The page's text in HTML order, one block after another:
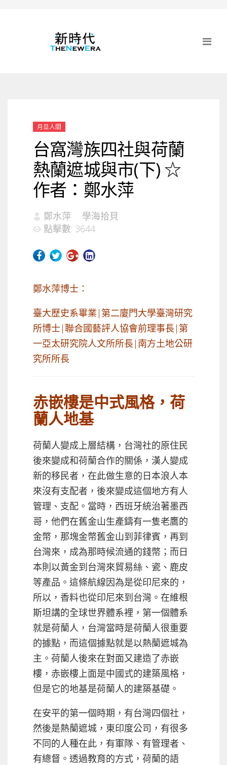
月旦人間
台窩灣族四社與荷蘭
熱蘭遮城與市(下) ☆
作者：鄭水萍
鄭水萍
學海拾貝
點擊數: 3644
鄭水萍博士：
臺大歷史系畢業|第二廈門大學臺灣研究
所博士|聯合國藝評人協會前理事長|第
一亞太研究院人文所所長|南方土地公研
究所所長
赤嵌樓是中式風格，荷
蘭人地基
荷蘭人變成上層結構，台灣社的原住民
後來變成和荷蘭合作的關係，漢人變成
新的移民者，在此做生意的日本浪人本
來沒有支配者，後來變成這個地方有人
管理、支配。當時，西班牙統治著墨西
哥，他們在舊金山生產鑄有一隻老鷹的
金幣，那塊金幣舊金山到菲律賓，再到
台灣來，成為那時候流通的錢幣；而日
本則以黃金到台灣來貿易絲、瓷、鹿皮
等產品。這條航線因為是從印尼來的，
所以，香料也從印尼來到台灣。在維根
斯坦講的全球世界體系裡，第一個體系
就是荷蘭人，台灣當時是荷蘭人很重要
的據點，而這個據點就是以熱蘭遮城為
主。荷蘭人後來在對面又建造了赤嵌
樓，赤嵌樓上面是中國式的建築風格，
但是它的地基是荷蘭人的建築基礎。
在安平的第一個時期，有台灣四個社，
然後是熱蘭遮城，東印度公司，有很多
不同的人種在此，有軍隊、有管理者、
有總督。透過教育的方式，荷蘭的語